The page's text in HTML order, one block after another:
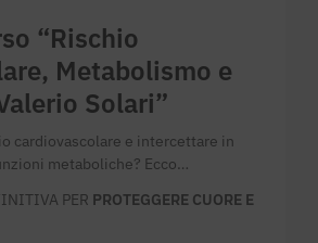
“Rischio
Metabolismo e
Solari”
cardiovascolare e intercettare in
metaboliche? Ecco…
PER PROTEGGERE CUORE E